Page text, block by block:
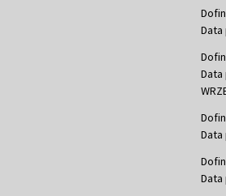
Data
Data
Data